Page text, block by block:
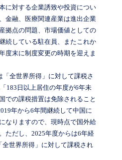
に対する企業誘致や投資につい
金融、医療関連産業は進出企業
拠点の問題、市場価値としての
続している駐在員、またこれか
度末に制度変更の時期を迎えま
全世界所得」に対して課税さ
183日以上居住の年度が6年未
での課税措置は免除されること
年から6年間継続して中国に
なりますので、現時点で国外給
ただし、2025年度からは6年経
世界所得」に対して課税され